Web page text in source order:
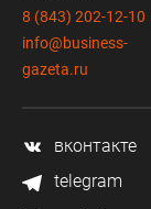
8 (843) 202-12-10
info@business-
gazeta.ru
вконтакте
telegram